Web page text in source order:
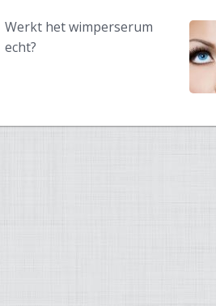
Werkt het wimperserum
echt?